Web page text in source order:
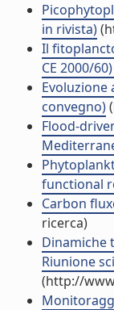
in rivista)
Il
CE 2000/
convegno)
Flood-
functional
Carbon
ricerca)
Dinamiche
Riunione
(http://